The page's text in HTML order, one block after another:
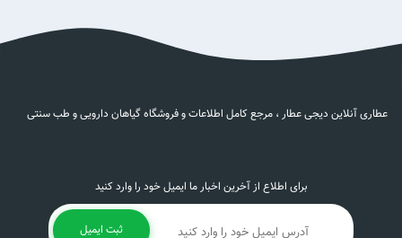
برای اطلاع از آخرین اخبار ما ایمیل خود را وارد کنید
ثبت ایمیل
عطاری آنلاین دیجی عطار ، مرجع کامل اطلاعات و فروشگاه گیاهان دارویی و طب سنتی